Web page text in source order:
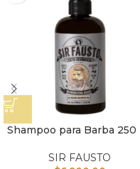
Shampoo para Barba 250
SIR FAUSTO